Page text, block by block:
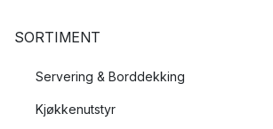
SORTIMENT
Servering & Borddekking
Kjøkkenutstyr